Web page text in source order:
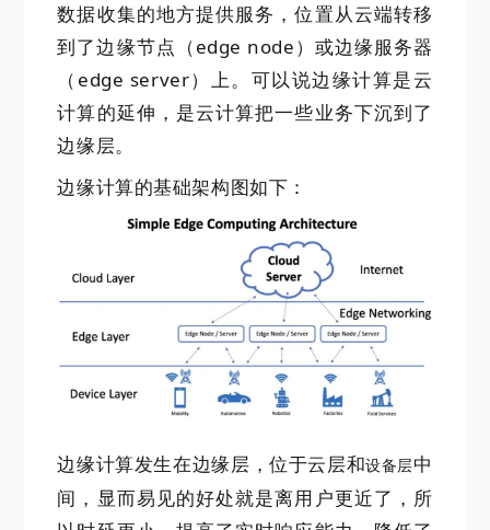
数据收集的地方提供服务 ，位置从云端转移
到了边缘节点（edge node）或边缘服务器
（edge server）上。可以说边缘计算是云
计算的延伸，是云计算把一些业务下沉到了
边缘层。
边缘计算的基础架构图如下：
边缘计算发生在边缘层，位于云层和设备层中
间，显而易见的好处就是离用户更近了，所